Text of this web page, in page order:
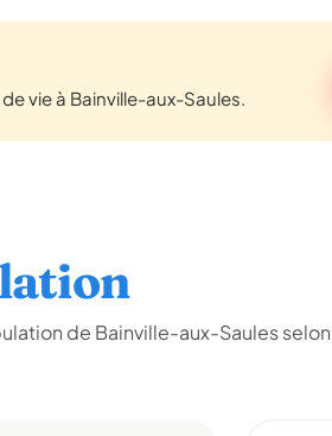
vie à Bainville-aux-Saules.
de Bainville-aux-Saules selon